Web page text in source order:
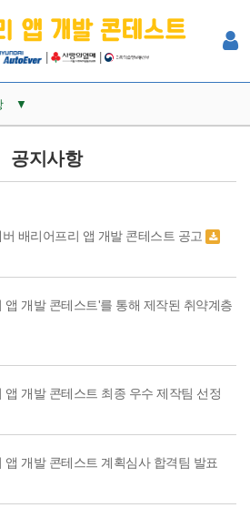
| |
▼
한마당
공지사항
배리어프리 앱 개발 콘테스트 공고
앱 개발 콘테스트'를 통해 제작된 취약계층
앱 개발 콘테스트 최종 우수 제작팀 선정
앱 개발 콘테스트 계획심사 합격팀 발표